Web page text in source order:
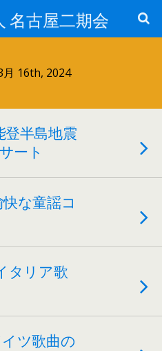
名古屋二期会
月 16th, 2024
登半島地震
ート
快な童謡コ
タリア歌
イツ歌曲の